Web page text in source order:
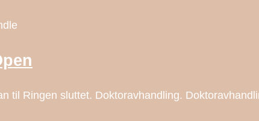
til Ringen sluttet. Doktoravhandling.